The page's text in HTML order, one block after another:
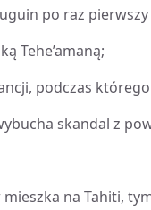
po raz
Tehe’amaną;
podczas
skandal z
mieszka na Tahiti,